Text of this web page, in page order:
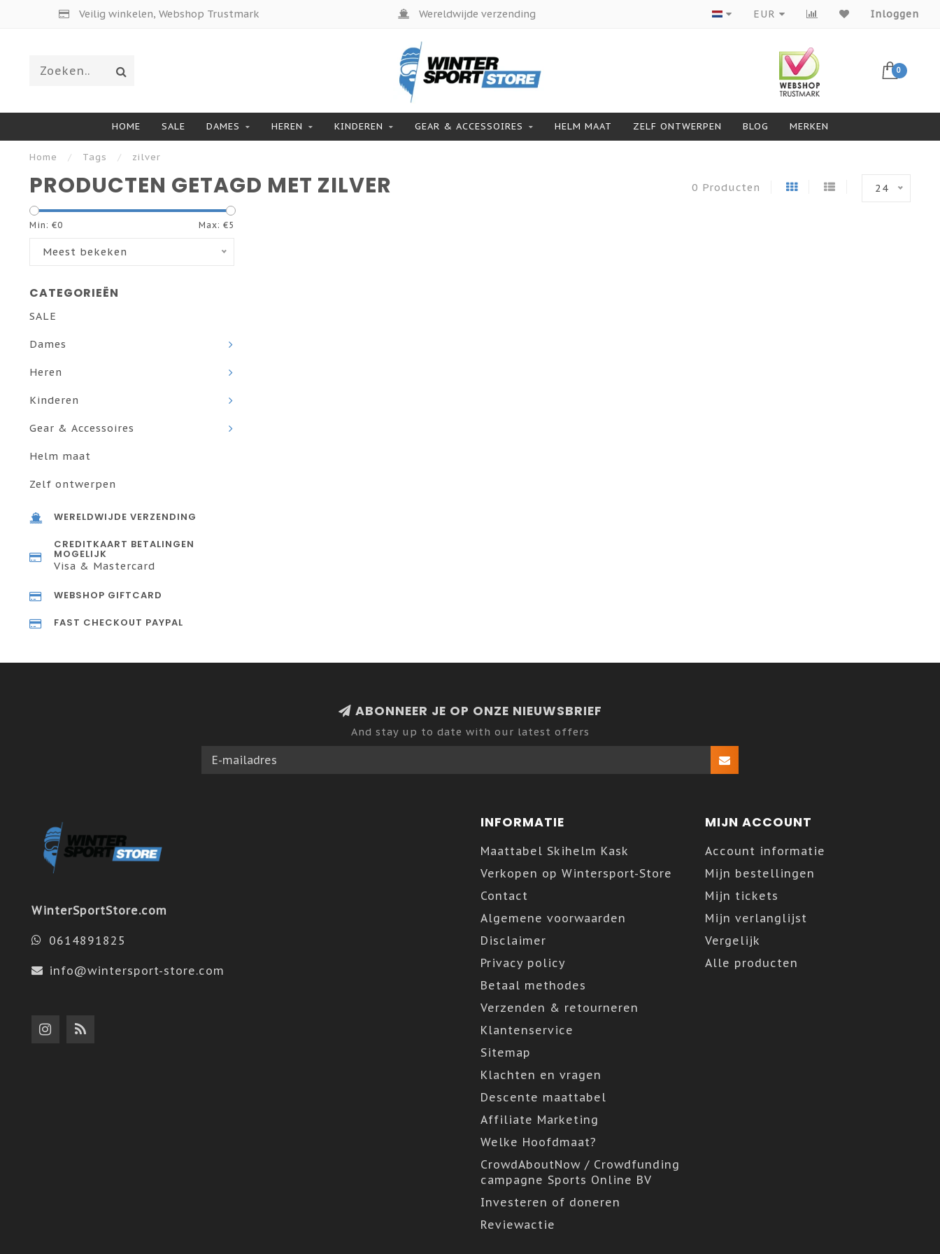
Veilig winkelen, Webshop Trustmark Wereldwijde verzending Producten van topmerken
EUR Inloggen
0
HOME SALE DAMES HEREN KINDEREN GEAR & ACCESSOIRES HELM MAAT ZELF ONTWERPEN BLOG MERKEN
Home / Tags / zilver
PRODUCTEN GETAGD MET ZILVER 0 Producten 24
Min: €0 Max: €5
Meest bekeken
CATEGORIEËN
SALE
Dames
Heren
Kinderen
Gear & Accessoires
Helm maat
Zelf ontwerpen
WERELDWIJDE VERZENDING
CREDITKAART BETALINGEN
MOGELIJK
Visa & Mastercard
WEBSHOP GIFTCARD
FAST CHECKOUT PAYPAL
ABONNEER JE OP ONZE NIEUWSBRIEF
And stay up to date with our latest offers
WinterSportStore.com
0614891825
info@wintersport-store.com
INFORMATIE
Maattabel Skihelm Kask
Verkopen op Wintersport-Store
Contact
Algemene voorwaarden
Disclaimer
Privacy policy
Betaal methodes
Verzenden & retourneren
Klantenservice
Sitemap
Klachten en vragen
Descente maattabel
Affiliate Marketing
Welke Hoofdmaat?
CrowdAboutNow / Crowdfunding
campagne Sports Online BV
Investeren of doneren
Reviewactie
MIJN ACCOUNT
Account informatie
Mijn bestellingen
Mijn tickets
Mijn verlanglijst
Vergelijk
Alle producten